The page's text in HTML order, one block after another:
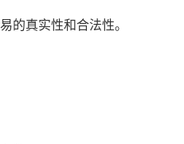
的真实性和合法性。